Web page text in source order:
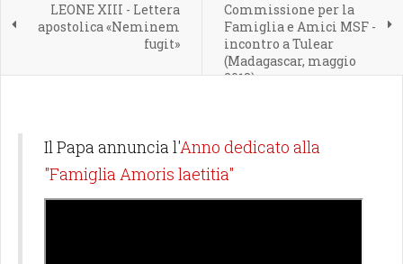
LEONE XIII - Lettera
apostolica «Neminem
fugit»
Commissione per la
Famiglia e Amici MSF -
incontro a Tulear
(Madagascar, maggio
2018)
Il Papa annuncia l'Anno dedicato alla
"Famiglia Amoris laetitia"